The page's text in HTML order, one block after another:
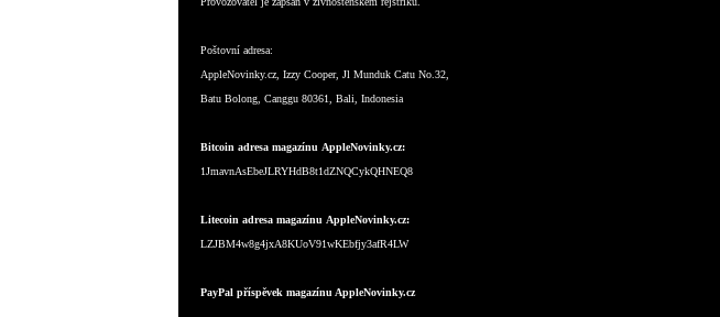
Poštovní adresa:
AppleNovinky.cz, Izzy Cooper, Jl Munduk Catu No.32,
Batu Bolong, Canggu 80361, Bali, Indonesia
Bitcoin adresa magazínu AppleNovinky.cz:
1JmavnAsEbeJLRYHdB8t1dZNQCykQHNEQ8
Litecoin adresa magazínu AppleNovinky.cz:
LZJBM4w8g4jxA8KUoV91wKEbfjy3afR4LW
PayPal příspěvek magazínu AppleNovinky.cz